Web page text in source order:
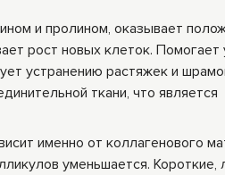
и пролином, оказывает
рост новых клеток. Помогает
устранению растяжек и
ткани, что является
именно от коллагенового
уменьшается. Короткие,